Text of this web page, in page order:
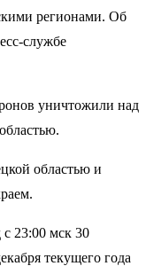
регионами. Об
службе
уничтожили над
областью и
23:00 мск 30
текущего года